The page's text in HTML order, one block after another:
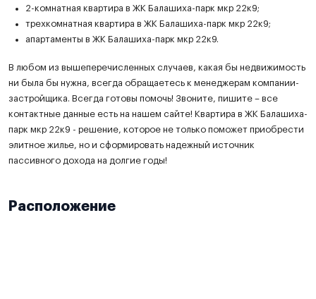
2-комнатная квартира в ЖК Балашиха-парк мкр 22к9;
трехкомнатная квартира в ЖК Балашиха-парк мкр 22к9;
апартаменты в ЖК Балашиха-парк мкр 22к9.
В любом из вышеперечисленных случаев, какая бы недвижимость
ни была бы нужна, всегда обращаетесь к менеджерам компании-
застройщика. Всегда готовы помочь! Звоните, пишите – все
контактные данные есть на нашем сайте! Квартира в ЖК Балашиха-
парк мкр 22к9 - решение, которое не только поможет приобрести
элитное жилье, но и сформировать надежный источник
пассивного дохода на долгие годы!
Расположение